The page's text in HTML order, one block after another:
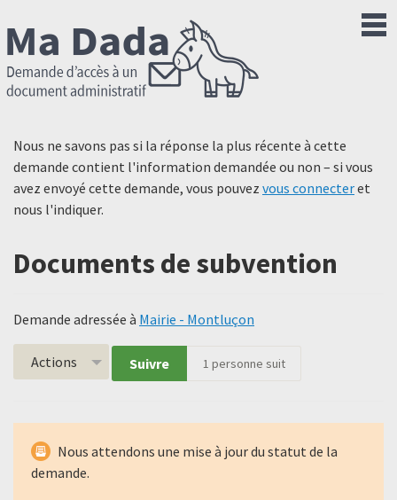
Nous ne savons pas si la réponse la plus récente à cette
demande contient l'information demandée ou non – si vous
avez envoyé cette demande, vous pouvez vous connecteret
nous l'indiquer.
Documents de subvention
Demande adressée à Mairie - Montluçon
Actions Suivre 1 personne suit
Nous attendons une mise à jour du statut de la
demande.